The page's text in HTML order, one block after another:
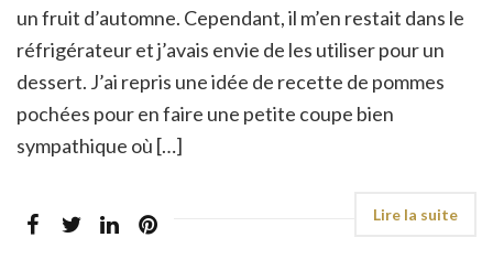
un fruit d’automne. Cependant, il m’en restait dans le
réfrigérateur et j’avais envie de les utiliser pour un
dessert. J’ai repris une idée de recette de pommes
pochées pour en faire une petite coupe bien
sympathique où […]